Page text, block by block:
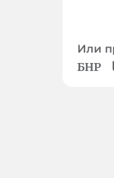
Или
БНР